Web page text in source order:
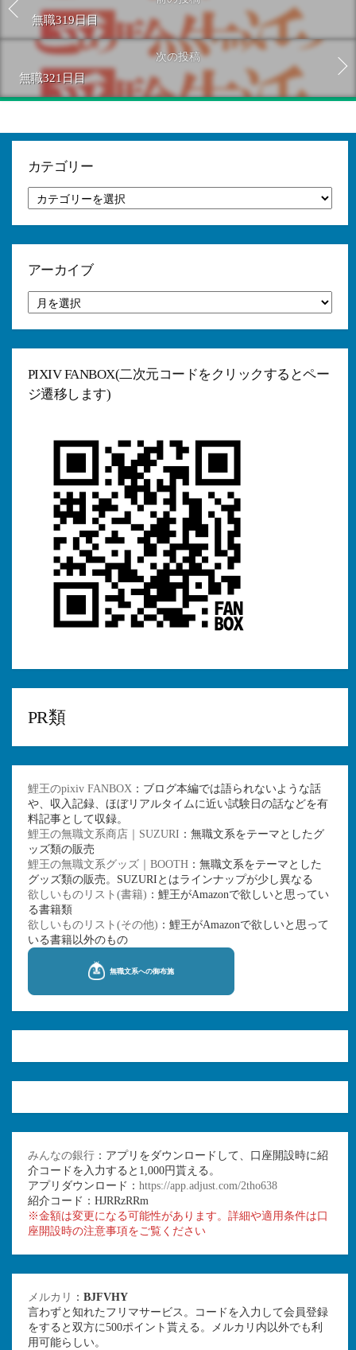
無職319日目
次の投稿
無職321日目
カテゴリー
テ
ゴ
アーカイブ
ー
カ
PIXIV FANBOX(二次元コードをクリックするとペー
ジ遷移します)
PR類
鯉王のpixiv FANBOX ：ブログ本編では語られないような話
や、収入記録、ほぼリアルタイムに近い試験日の話などを有
料記事として収録。
鯉王の無職文系商店｜SUZURI ：無職文系をテーマとしたグ
ッズ類の販売
鯉王の無職文系グッズ｜BOOTH ：無職文系をテーマとした
グッズ類の販売。SUZURIとはラインナップが少し異なる
欲しいものリスト(書籍) ：鯉王がAmazonで欲しいと思ってい
る書籍類
欲しいものリスト(その他) ：鯉王がAmazonで欲しいと思って
いる書籍以外のもの
みんなの銀行 ：アプリをダウンロードして、口座開設時に紹
介コードを入力すると1,000円貰える。
アプリダウンロード： https://app.adjust.com/2tho638
紹介コード：HJRRzRRm
※金額は変更になる可能性があります。詳細や適用条件は口
座開設時の注意事項をご覧ください
メルカリ ： BJFVHY
言わずと知れたフリマサービス。コードを入力して会員登録
をすると双方に500ポイント貰える。メルカリ内以外でも利
用可能らしい。